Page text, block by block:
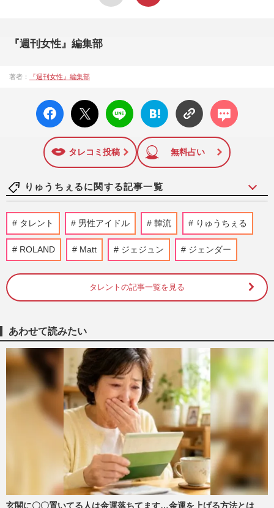
『週刊女性』編集部
著者： 『週刊女性』編集部
facebo
ok い
X ポス
ト
LINE
はてな
ブック
に追加
コメン
ト
タレコミ投稿 無料占い
りゅうちぇるに関する記事一覧
山咲トオル「女性が好き」と言わされた無
理解の時代を乗り越え、LGBTQ時代にな
っても「生まれ変わってもオ…
週刊女性2024年5月21日号
「りゅうちぇるが夢に出てきた」ぺこが亡
き元夫への思いを語った『癒しフェア』、
週刊女性2023年12月19日号
自殺報道のたびに利用者増加の“最後のと
りで”『いのちの電話』、人の命と向き合
う“顔の見えない相談員”…
週刊女性2023年9月12日号
ryuchellさん「いつか息子も自分のことを
理解してくれる」誰もが認める“ハッピー
な家族”目指していた…知…
週刊女性PRIME 2023/7/14
タレント 男性アイドル 韓流 りゅうちぇる
ROLAND Matt ジェジュン ジェンダー
タレントの記事一覧を見る
あわせて読みたい
玄関に〇〇置いてる人は金運落ちてます…金運を上げる方法とは